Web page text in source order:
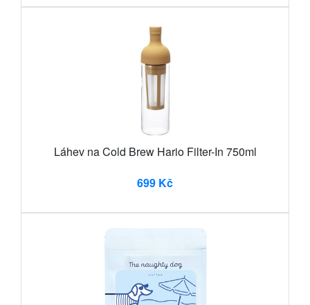
Láhev na Cold Brew Hario Filter-In 750ml
699 Kč